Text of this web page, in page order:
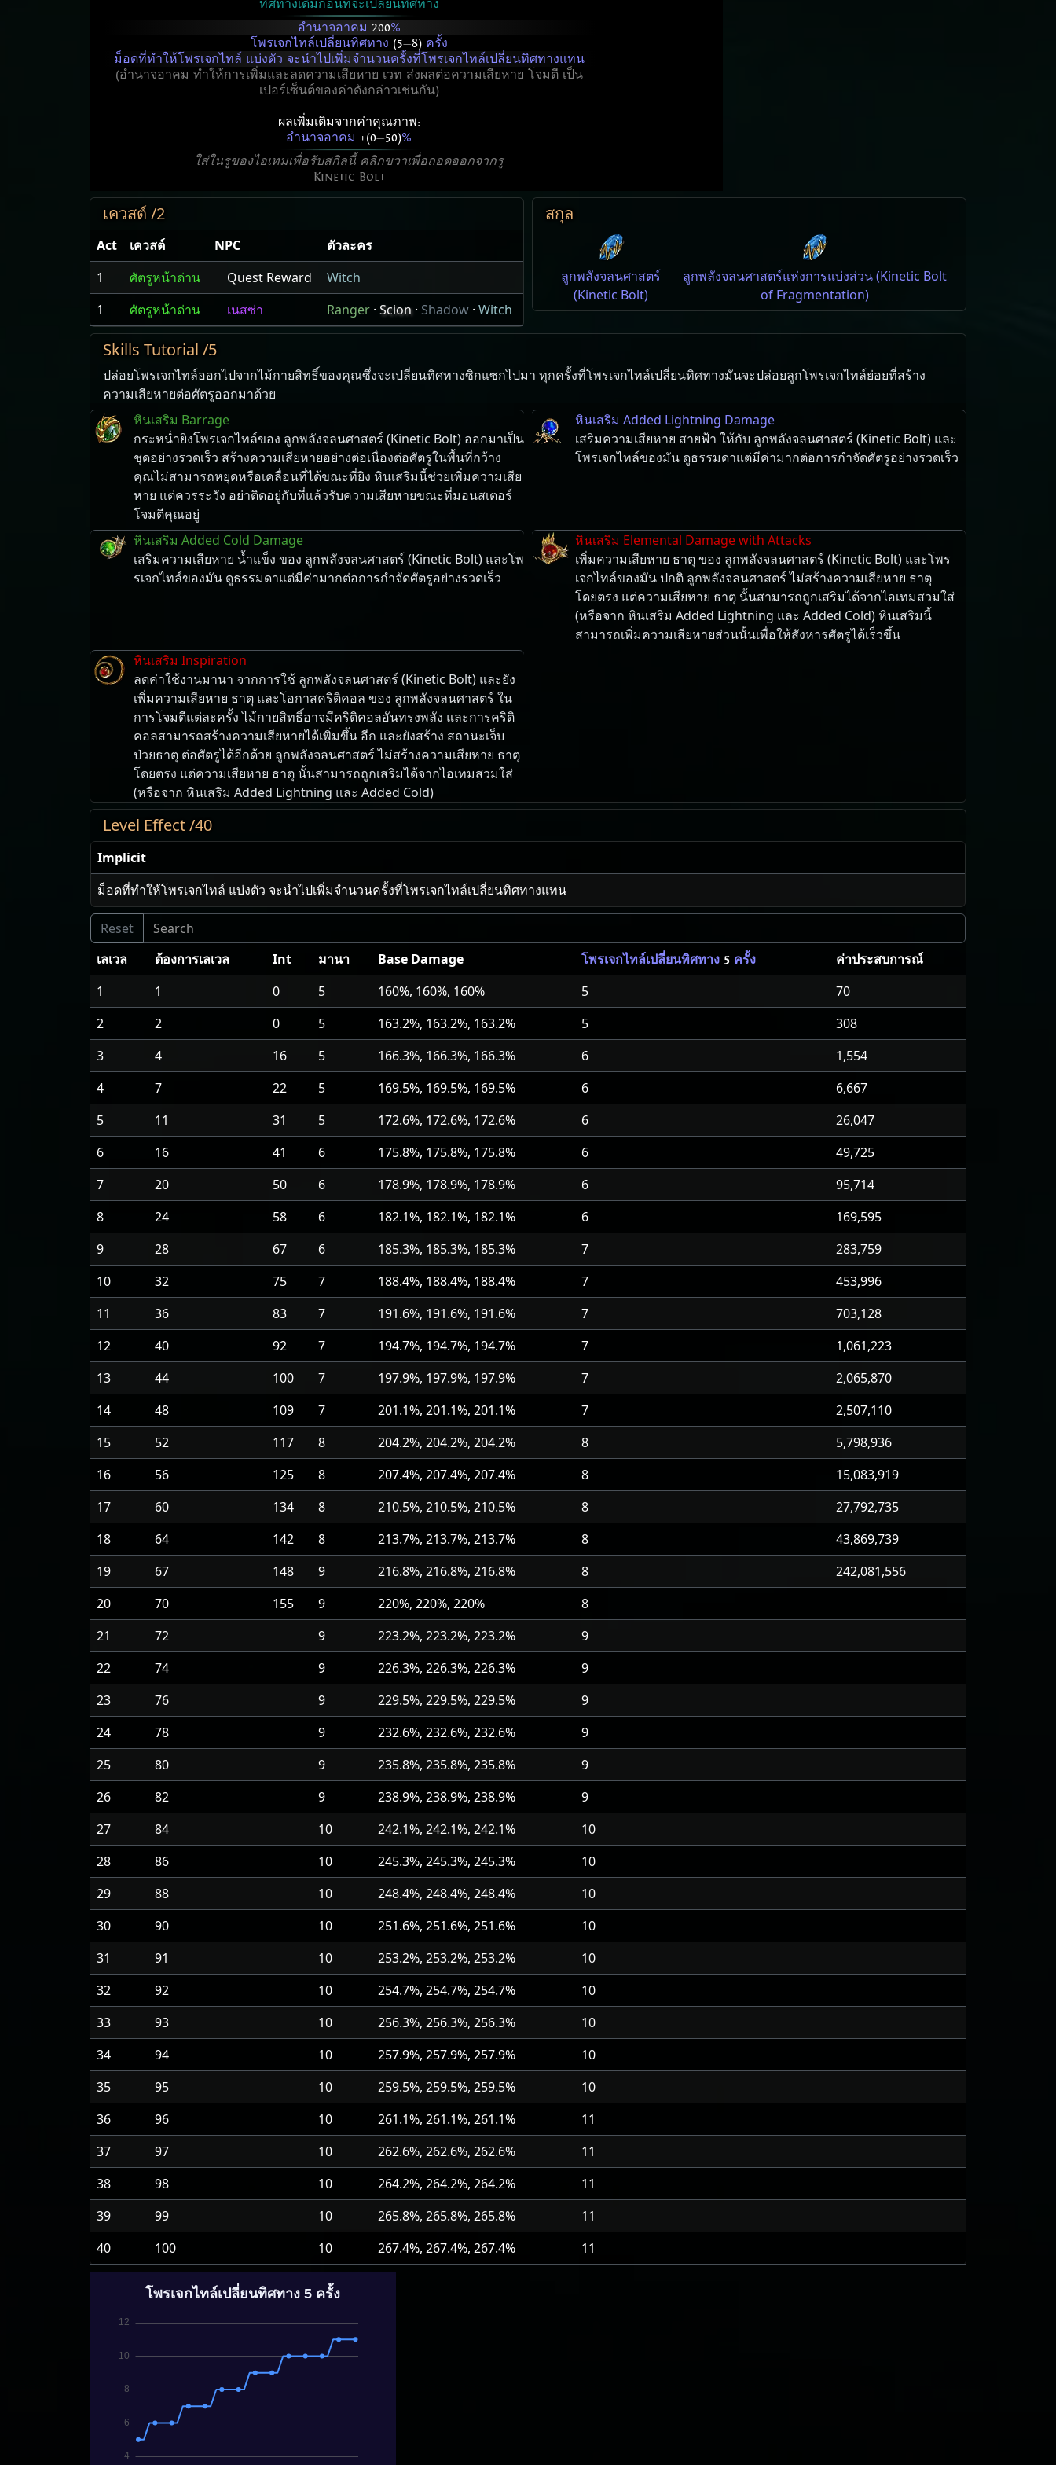
ทิศทางเดิมก่อนที่จะเปลี่ยนทิศทาง
อำนาจอาคม 200%
โพรเจกไทล์เปลี่ยนทิศทาง (5—8)ครั้ง
ม็อดที่ทำให้โพรเจกไทล์ แบ่งตัว จะนำไปเพิ่มจำนวนครั้งที่โพรเจกไทล์เปลี่ยนทิศทางแทน
(อำนาจอาคม ทำให้การเพิ่มและลดความเสียหาย เวท ส่งผลต่อความเสียหาย โจมตี เป็น
เปอร์เซ็นต์ของค่าดังกล่าวเช่นกัน)
ผลเพิ่มเติมจากค่าคุณภาพ:
อำนาจอาคม +(0—50)%
ใส่ในรูของไอเทมเพื่อรับสกิลนี้ คลิกขวาเพื่อถอดออกจากรู
Kinetic Bolt
เควสต์ /2
Act เควสต์ NPC
ตัวละคร
1
ศัตรูหน้าด่าน Quest Reward
Witch
1
ศัตรูหน้าด่าน เนสซ่า Ranger · Scion· Shadow · Witch
สกุล
ลูกพลังจลนศาสตร์
(Kinetic Bolt)
ลูกพลังจลนศาสตร์แห่งการแบ่งส่วน (Kinetic Bolt
of Fragmentation)
Skills Tutorial /5
ปล่อย​โพรเจกไทล์​ออก​ไป​จาก​ไม้กายสิทธิ์​ของ​คุณ​ซึ่ง​จะ​เปลี่ยน​ทิศทาง​ซิก​แซก​ไปมา ทุกครั้ง​ที่​โพรเจกไทล์​เปลี่ยน​ทิศทาง​มัน​จะ​ปล่อย​ลูกโพรเจกไทล์​ย่อย​ที่สร้าง​
ความ​เสีย​หาย​ต่อ​ศัตรู​ออก​มา​ด้วย
หินเสริม Barrage
กระหน่ำยิงโพรเจกไทล์ของ ลูกพลังจลนศาสตร์ (Kinetic Bolt) ออกมาเป็น
ชุดอย่างรวดเร็ว สร้างความเสียหายอย่างต่อเนื่องต่อศัตรูในพื้นที่กว้าง
คุณไม่สามารถหยุดหรือเคลื่อนที่ได้ขณะที่ยิง หินเสริมนี้ช่วยเพิ่มความเสีย
หาย แต่ควรระวัง อย่าติดอยู่กับที่แล้วรับความเสียหายขณะที่มอนสเตอร์
โจมตีคุณอยู่
หินเสริม Added Lightning Damage
เสริมความเสียหาย สายฟ้า ให้กับ ลูกพลังจลนศาสตร์ (Kinetic Bolt) และ
โพรเจกไทล์ของมัน ดูธรรมดาแต่มีค่ามากต่อการกำจัดศัตรูอย่างรวดเร็ว
หินเสริม Added Cold Damage
เสริมความเสียหาย น้ำแข็ง ของ ลูกพลังจลนศาสตร์ (Kinetic Bolt) และโพ
รเจกไทล์ของมัน ดูธรรมดาแต่มีค่ามากต่อการกำจัดศัตรูอย่างรวดเร็ว
หินเสริม Elemental Damage with Attacks
เพิ่มความเสียหาย ธาตุ ของ ลูกพลังจลนศาสตร์ (Kinetic Bolt) และโพร
เจกไทล์ของมัน ปกติ ลูกพลังจลนศาสตร์ ไม่สร้างความเสียหาย ธาตุ
โดยตรง แต่ความเสียหาย ธาตุ นั้นสามารถถูกเสริมได้จากไอเทมสวมใส่
(หรือจาก หินเสริม Added Lightning และ Added Cold) หินเสริมนี้
สามารถเพิ่มความเสียหายส่วนนั้นเพื่อให้สังหารศัตรูได้เร็วขึ้น
หินเสริม Inspiration
ลดค่าใช้งานมานา จากการใช้ ลูกพลังจลนศาสตร์ (Kinetic Bolt) และยัง
เพิ่มความเสียหาย ธาตุ และโอกาสคริติคอล ของ ลูกพลังจลนศาสตร์ ใน
การโจมตีแต่ละครั้ง ไม้กายสิทธิ์อาจมีคริติคอลอันทรงพลัง และการคริติ
คอลสามารถสร้างความเสียหายได้เพิ่มขึ้น อีก และยังสร้าง สถานะเจ็บ
ป่วยธาตุ ต่อศัตรูได้อีกด้วย ลูกพลังจลนศาสตร์ ไม่สร้างความเสียหาย ธาตุ
โดยตรง แต่ความเสียหาย ธาตุ นั้นสามารถถูกเสริมได้จากไอเทมสวมใส่
(หรือจาก หินเสริม Added Lightning และ Added Cold)
Level Effect /40
Implicit
ม็อดที่ทำให้โพรเจกไทล์ แบ่งตัว จะนำไปเพิ่มจำนวนครั้งที่โพรเจกไทล์เปลี่ยนทิศทางแทน
เลเวล ต้องการเลเวล Int มานา Base Damage โพรเจกไทล์เปลี่ยนทิศทาง 5 ครั้ง
ค่าประสบการณ์
1
1 0 5 160%, 160%, 160% 5
70
2
2 0 5 163.2%, 163.2%, 163.2% 5
308
3
4 16 5 166.3%, 166.3%, 166.3% 6
1,554
4
7 22 5 169.5%, 169.5%, 169.5% 6
6,667
5
11 31 5 172.6%, 172.6%, 172.6% 6
26,047
6
16 41 6 175.8%, 175.8%, 175.8% 6
49,725
7
20 50 6 178.9%, 178.9%, 178.9% 6
95,714
8
24 58 6 182.1%, 182.1%, 182.1% 6
169,595
9
28 67 6 185.3%, 185.3%, 185.3% 7
283,759
10
32 75 7 188.4%, 188.4%, 188.4% 7
453,996
11
36 83 7 191.6%, 191.6%, 191.6% 7
703,128
12
40 92 7 194.7%, 194.7%, 194.7% 7
1,061,223
13
44 100 7 197.9%, 197.9%, 197.9% 7
2,065,870
14
48 109 7 201.1%, 201.1%, 201.1% 7
2,507,110
15
52 117 8 204.2%, 204.2%, 204.2% 8
5,798,936
16
56 125 8 207.4%, 207.4%, 207.4% 8
15,083,919
17
60 134 8 210.5%, 210.5%, 210.5% 8
27,792,735
18
64 142 8 213.7%, 213.7%, 213.7% 8
43,869,739
19
67 148 9 216.8%, 216.8%, 216.8% 8
242,081,556
20
70 155 9 220%, 220%, 220%
8
21
72 9 223.2%, 223.2%, 223.2%
9
22
74 9 226.3%, 226.3%, 226.3%
9
23
76 9 229.5%, 229.5%, 229.5%
9
24
78 9 232.6%, 232.6%, 232.6%
9
25
80 9 235.8%, 235.8%, 235.8%
9
26
82 9 238.9%, 238.9%, 238.9%
9
27
84 10 242.1%, 242.1%, 242.1%
10
28
86 10 245.3%, 245.3%, 245.3%
10
29
88 10 248.4%, 248.4%, 248.4%
10
30
90 10 251.6%, 251.6%, 251.6%
10
31
91 10 253.2%, 253.2%, 253.2%
10
32
92 10 254.7%, 254.7%, 254.7%
10
33
93 10 256.3%, 256.3%, 256.3%
10
34
94 10 257.9%, 257.9%, 257.9%
10
35
95 10 259.5%, 259.5%, 259.5%
10
36
96 10 261.1%, 261.1%, 261.1%
11
37
97 10 262.6%, 262.6%, 262.6%
11
38
98 10 264.2%, 264.2%, 264.2%
11
39
99 10 265.8%, 265.8%, 265.8%
11
40
100 10 267.4%, 267.4%, 267.4% 11